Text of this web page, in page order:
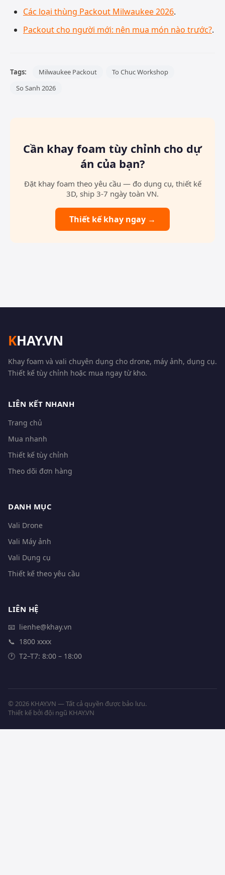
Các loại thùng Packout Milwaukee 2026.
Packout cho người mới: nên mua món nào trước?.
Tags: Milwaukee Packout
To Chuc Workshop
So Sanh 2026
Cần khay foam tùy chỉnh cho dự
án của bạn?
Đặt khay foam theo yêu cầu — đo dụng cụ, thiết kế
3D, ship 3-7 ngày toàn VN.
Thiết kế khay ngay →
KHAY.VN
Khay foam và vali chuyên dụng cho drone, máy ảnh, dụng cụ.
Thiết kế tùy chỉnh hoặc mua ngay từ kho.
LIÊN KẾT NHANH
Trang chủ
Mua nhanh
Thiết kế tùy chỉnh
Theo dõi đơn hàng
DANH MỤC
Vali Drone
Vali Máy ảnh
Vali Dụng cụ
Thiết kế theo yêu cầu
LIÊN HỆ
📧 lienhe@khay.vn
📞 1800 xxxx
🕐 T2–T7: 8:00 – 18:00
© 2026 KHAY.VN — Tất cả quyền được bảo lưu.
Thiết kế bởi đội ngũ KHAY.VN